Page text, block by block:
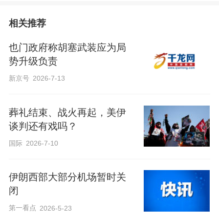
相关推荐
也门政府称胡塞武装应为局
势升级负责
新京号 2026-7-13
葬礼结束、战火再起，美伊
谈判还有戏吗？
国际 2026-7-10
伊朗西部大部分机场暂时关
闭
第一看点 2026-5-23